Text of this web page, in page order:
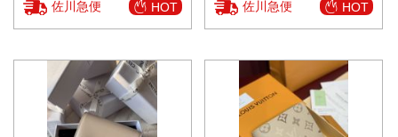
佐川急便 HOT 佐川急便 HOT